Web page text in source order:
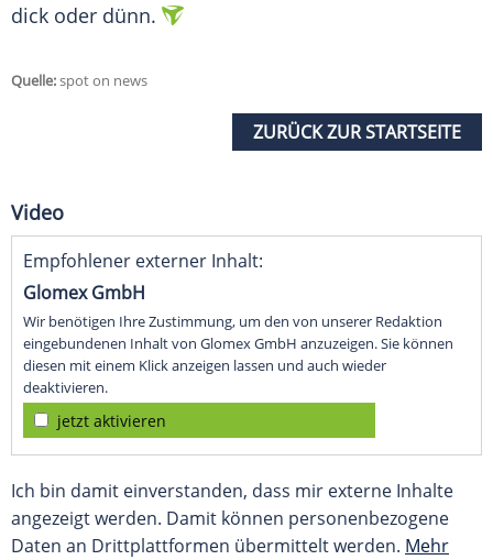
dick oder dünn.
Quelle:spot on news
ZURÜCK ZUR STARTSEITE
Video
Empfohlener externer Inhalt:
Glomex GmbH
Wir benötigen Ihre Zustimmung, um den von unserer Redaktion
eingebundenen Inhalt von Glomex GmbH anzuzeigen. Sie können
diesen mit einem Klick anzeigen lassen und auch wieder
deaktivieren.
jetzt aktivieren
Ich bin damit einverstanden, dass mir externe Inhalte
angezeigt werden. Damit können personenbezogene
Daten an Drittplattformen übermittelt werden. Mehr